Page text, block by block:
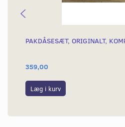
PAKDÅSESÆT, ORIGINALT,
359,00
Læg i kurv